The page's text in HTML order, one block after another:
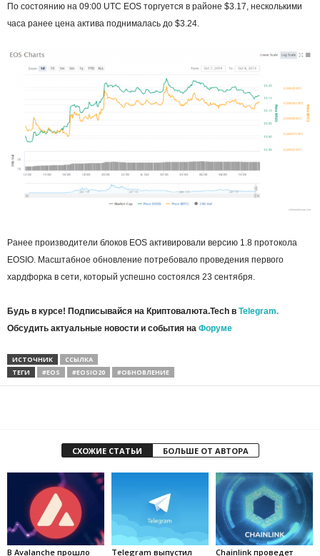
По состоянию на 09:00 UTC EOS торгуется в районе $3.17, несколькими
часа ранее цена актива поднималась до $3.24.
Ранее производители блоков EOS активировали версию 1.8 протокола
EOSIO. Масштабное обновление потребовало проведения первого
хардфорка в сети, который успешно состоялся 23 сентября.
Будь в курсе! Подписывайся на Криптовалюта.Tech в Telegram.
Обсудить актуальные новости и события на Форуме
ИСТОЧНИК
ССЫЛКА
ТЕГИ
#EOS #EOSIO20 #ОБНОВЛЕНИЕ
СХОЖИЕ СТАТЬИ БОЛЬШЕ ОТ АВТОРА
В Avalanche прошло
Telegram выпустил
Chainlink проведет